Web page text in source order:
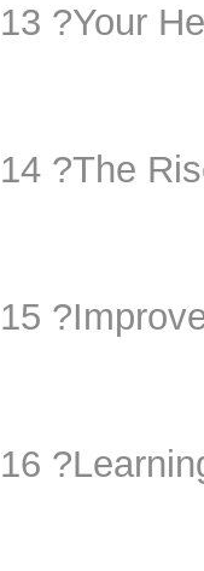
?Your
?The